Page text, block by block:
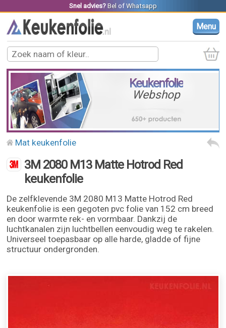
Snel advies? Belof Whatsapp
Menu
Keukenfolie
Webshop
Mat keukenfolie
3M 2080 M13 Matte Hotrod Red
keukenfolie
De zelfklevende 3M 2080 M13 Matte Hotrod Red
keukenfolie is een gegoten pvc folie van 152 cm breed
en door warmte rek- en vormbaar. Dankzij de
luchtkanalen zijn luchtbellen eenvoudig weg te rakelen.
Universeel toepasbaar op alle harde, gladde of fijne
structuur ondergronden.